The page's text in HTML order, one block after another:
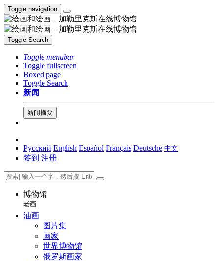
Toggle navigation
Toggle Search
Toggle menubar
Toggle fullscreen
Boxed page
Toggle Search
新闻
新闻摘要
Русский English Español Français Deutsche 中文
签到 注册
博物馆
老画
油画
图片集
画家
世界博物馆
俄罗斯画家